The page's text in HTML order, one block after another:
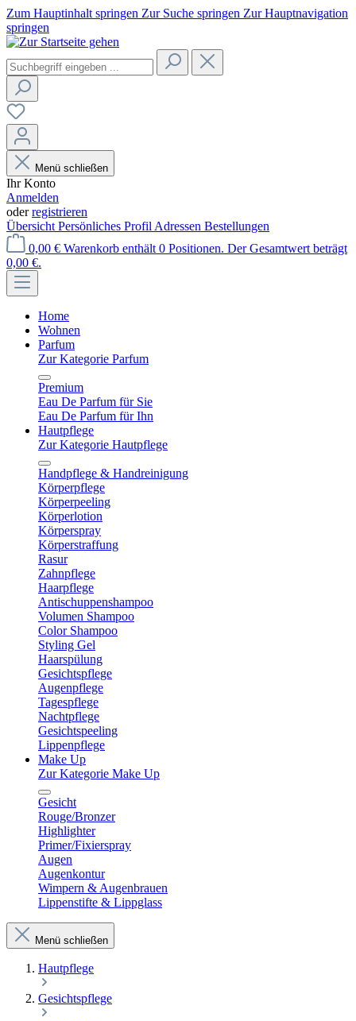
Zum Hauptinhalt springen Zur Suche springen Zur Hauptnavigation
springen
Menü schließen
Ihr Konto
Anmelden
oderregistrieren
Übersicht Persönliches Profil Adressen Bestellungen
0,00 € Warenkorb enthält 0 Positionen. Der Gesamtwert beträgt
0,00 €.
Home
Wohnen
Parfum
Zur Kategorie Parfum
Premium
Eau De Parfum für Sie
Eau De Parfum für Ihn
Hautpflege
Zur Kategorie Hautpflege
Handpflege & Handreinigung
Körperpflege
Körperpeeling
Körperlotion
Körperspray
Körperstraffung
Rasur
Zahnpflege
Haarpflege
Antischuppenshampoo
Volumen Shampoo
Color Shampoo
Styling Gel
Haarspülung
Gesichtspflege
Augenpflege
Tagespflege
Nachtpflege
Gesichtspeeling
Lippenpflege
Make Up
Zur Kategorie Make Up
Gesicht
Rouge/Bronzer
Highlighter
Primer/Fixierspray
Augen
Augenkontur
Wimpern & Augenbrauen
Lippenstifte & Lippglass
Menü schließen
Hautpflege
Gesichtspflege